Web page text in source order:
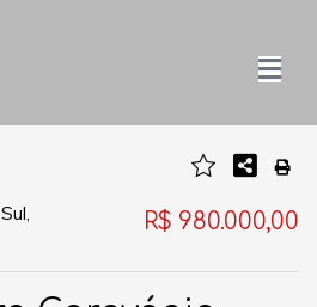
R$ 980.000,00